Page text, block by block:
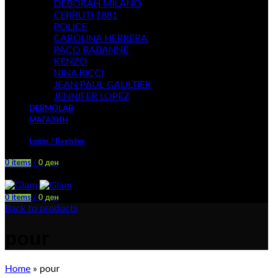
DEBORAH MILANO
CERRUTI 1881
POLICE
CAROLINA HERRERA
PACO RABANNE
KENZO
NINA RICCI
JEAN PAUL GAULTIER
JENNIFER LOPEZ
DERMOLAB
МАГАЗИН
Login / Register
0 items / 0 ден
0 items / 0 ден
Back to products
Home » pour